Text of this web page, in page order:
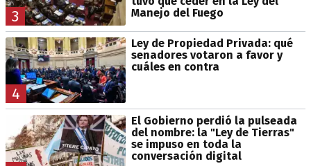
3
Manejo del Fuego
4
Ley de Propiedad Privada: qué
senadores votaron a favor y
cuáles en contra
El Gobierno perdió la pulseada
del nombre: la "Ley de Tierras"
se impuso en toda la
conversación digital